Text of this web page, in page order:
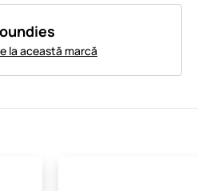
la această marcă